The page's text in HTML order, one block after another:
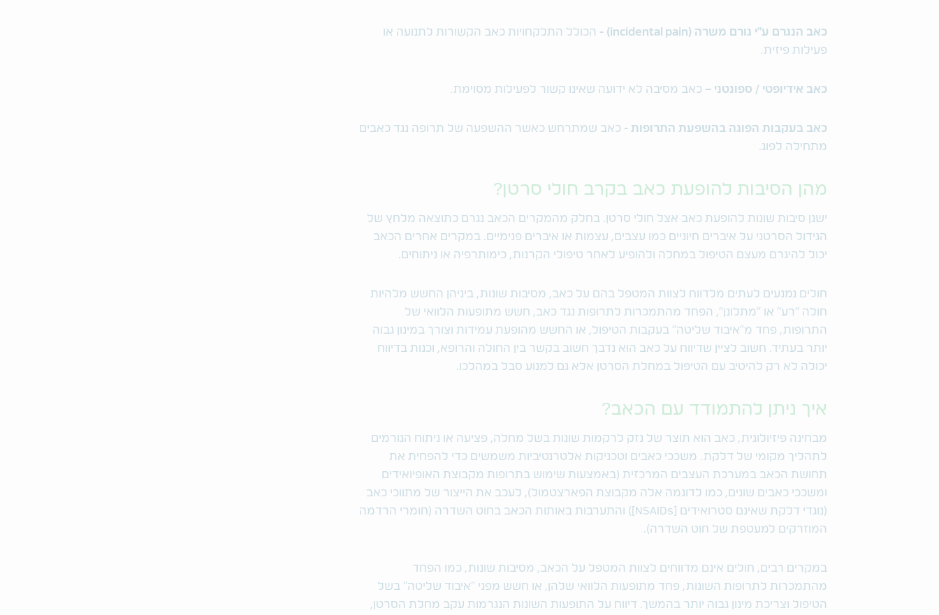
כאב הנגרם ע"י גורם משרה (incidental pain) -
הכולל התלקחויות כאב הקשורות לתנועה או
פעילות פיזית.
כאב אידיופטי / ספונטני – כאב מסיבה לא ידועה שאינו קשור לפעילות מסוימת.
כאב בעקבות הפוגה בהשפעת התרופות - כאב שמתרחש כאשר ההשפעה של תרופה נגד כאבים
מתחילה לפוג.
מהן הסיבות להופעת כאב בקרב חולי סרטן?
ישנן סיבות שונות להופעת כאב אצל חולי סרטן. בחלק מהמקרים הכאב נגרם כתוצאה מלחץ של
הגידול הסרטני על איברים חיוניים כמו עצבים, עצמות או איברים פנימיים. במקרים אחרים הכאב
יכול להיגרם מעצם הטיפול במחלה ולהופיע לאחר טיפולי הקרנות, כימותרפיה או ניתוחים.
חולים נמנעים לעתים מלדווח לצוות המטפל בהם על כאב, מסיבות שונות, ביניהן החשש מלהיות
חולה "רע" או "מתלונן", הפחד מהתמכרות לתרופות נגד כאב, חשש מתופעות הלוואי של
התרופות, פחד מ"איבוד שליטה" בעקבות הטיפול, או החשש מהופעת עמידות וצורך במינון גבוה
יותר בעתיד. חשוב לציין שדיווח על כאב הוא נדבך חשוב בקשר בין החולה והרופא, וכנות בדיווח
יכולה לא רק להיטיב עם הטיפול במחלת הסרטן אלא גם למנוע סבל במהלכו.
איך ניתן להתמודד עם הכאב?
מבחינה פיזיולוגית, כאב הוא תוצר של נזק לרקמות שונות בשל מחלה, פציעה או ניתוח הגורמים
לתהליך מקומי של דלקת. משככי כאבים וטכניקות אלטרנטיביות משמשים כדי להפחית את
תחושת הכאב במערכת העצבים המרכזית (באמצעות שימוש בתרופות מקבוצת האופיואידים
ומשככי כאבים שונים, כמו לדוגמה אלה מקבוצת הפארצטמול), לעכב את הייצור של מתווכי כאב
(נוגדי דלקת שאינם סטרואידים [NSAIDs]) והתערבות באותות הכאב בחוט השדרה (חומרי הרדמה
המוזרקים למעטפת של חוט השדרה).
במקרים רבים, חולים אינם מדווחים לצוות המטפל על הכאב, מסיבות שונות, כמו הפחד
מהתמכרות לתרופות השונות, פחד מתופעות הלוואי שלהן, או חשש מפני "איבוד שליטה" בשל
הטיפול וצריכת מינון גבוה יותר בהמשך. דיווח על התופעות השונות הנגרמות עקב מחלת הסרטן,